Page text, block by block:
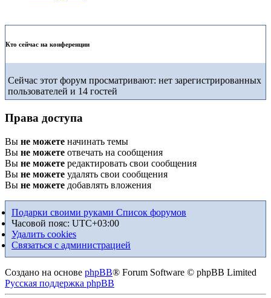
Кто сейчас на конференции
Сейчас этот форум просматривают: нет зарегистрированных
пользователей и 14 гостей
Права доступа
Вы не можете начинать темы
Вы не можете отвечать на сообщения
Вы не можете редактировать свои сообщения
Вы не можете удалять свои сообщения
Вы не можете добавлять вложения
Подарки своими руками Список форумов
Часовой пояс: UTC+03:00
Удалить cookies
Связаться с администрацией
Создано на основе phpBB® Forum Software © phpBB Limited
Русская поддержка phpBB